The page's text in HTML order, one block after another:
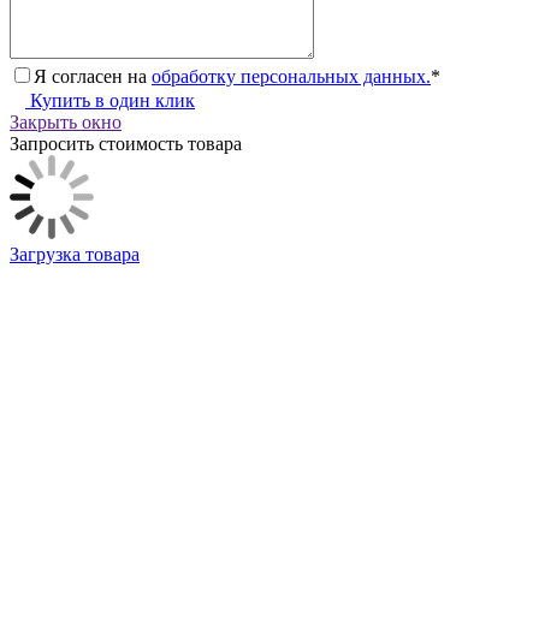
Я согласен на обработку персональных данных.*
Купить в один клик
Закрыть окно
Запросить стоимость товара
Загрузка товара